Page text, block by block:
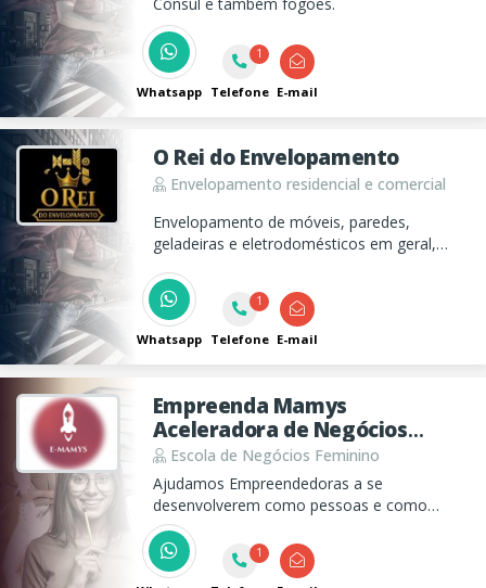
Whatsapp
1
Telefone E-mail
O Rei do Envelopamento
Envelopamento residencial e comercial
Envelopamento de móveis, paredes,
geladeiras e eletrodomésticos em geral,
comunicação visual!
Whatsapp
1
Telefone E-mail
Empreenda Mamys
Aceleradora de Negócios
Femininos
Escola de Negócios Feminino
Ajudamos Empreendedoras a se
desenvolverem como pessoas e como
negócios para se tornarem protagonistas da
sua história e lideres emocionalmente e
profissionalmente.
1